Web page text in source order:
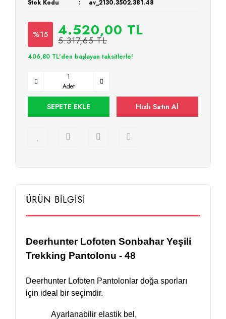
Stok Kodu av_2130.3502.381.48
%15 4.520,00 TL
5.317,65 TL
406,80 TL'den başlayan taksitlerle!
Adet
SEPETE EKLE Hızlı Satın Al
ÜRÜN BİLGİSİ
Deerhunter Lofoten Sonbahar Yeşili
Trekking Pantolonu - 48
Deerhunter Lofoten Pantolonlar doğa sporları
için ideal bir seçimdir.
Ayarlanabilir elastik bel,